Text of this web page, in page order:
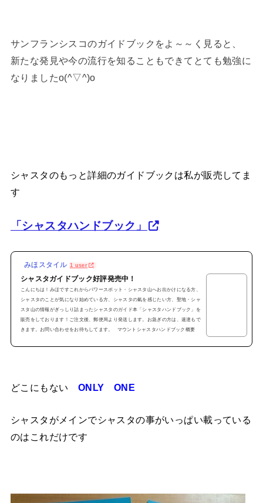
サンフランシスコのガイドブックをよ～～く見ると、
新たな発見や今の流行を知ることもできてとても勉強に
なりましたo(^▽^)o
シャスタのもっと詳細のガイドブックは私が販売してま
す
「シャスタハンドブック」
みほスタイル 1 user
シャスタガイドブック好評発売中！
こんにちは！みほですこれからパワースポット・シャスタ山へお出かけになる方、
シャスタのことが気になり始めている方、シャスタの氣を感じたい方、聖地・シャ
スタ山の情報がぎっしり詰まったシャスタのガイド本「シャスタハンドブック」を
販売をしております！ご注文後、郵便局より発送します。お急ぎの方は、速達もで
きます。お問い合わせをお待ちしてます。 マウントシャスタハンドブック概要
どこにもない ONLY ONE
シャスタがメインでシャスタの事がいっぱい載っている
のはこれだけです